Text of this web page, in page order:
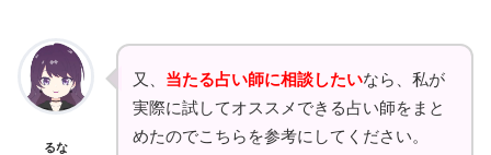
るな
又、 当たる占い師に相談したいなら、私が
実際に試してオススメできる占い師をまと
めたのでこちらを参考にしてください。